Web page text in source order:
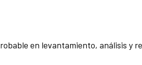
en levantamiento, análisis y